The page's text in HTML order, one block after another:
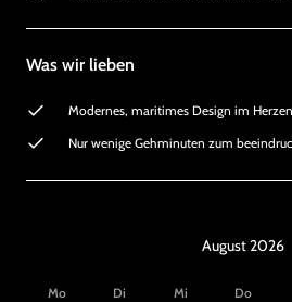
Was wir lieben
Modernes, maritimes Design im
Nur wenige Gehminuten zum
August 2026
Mo Di Mi Do